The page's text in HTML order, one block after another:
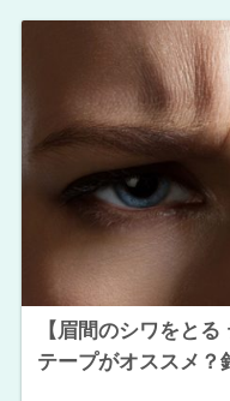
【眉間のシワをと
テープがオススメ？